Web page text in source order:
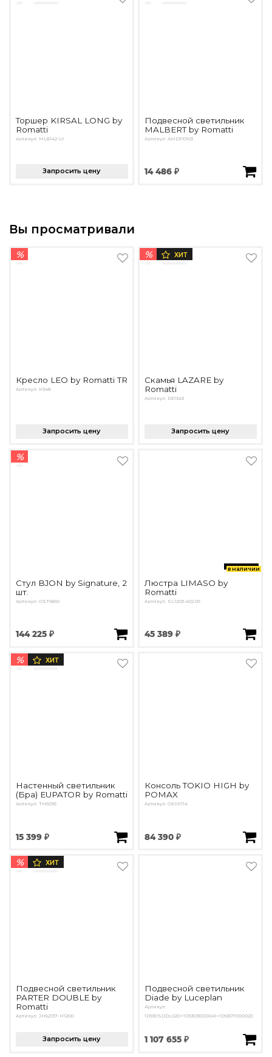
Торшер KIRSAL LONG by
Romatti
Артикул: ML8142-LY
Запросить цену
Подвесной светильник
MALBERT by Romatti
Артикул: AMDPD163
14 486 ₽
Вы просматривали
%
Кресло LEO by Romatti TR
Артикул: K348
Запросить цену
% ХИТ
Скамья LAZARE by
Romatti
Артикул: DE1343
Запросить цену
%
Стул BJON by Signature, 2
шт.
Артикул: OST6859
144 225 ₽
в наличии
Люстра LIMASO by
Romatti
Артикул: SL1203.402.06
45 389 ₽
% ХИТ
Настенный светильник
(Бра) EUPATOR by Romatti
Артикул: TH6095
15 399 ₽
Консоль TOKIO HIGH by
POMAX
Артикул: OKN1114
84 390 ₽
% ХИТ
Подвесной светильник
PARTER DOUBLE by
Romatti
Артикул: JH52137-H1200
Запросить цену
Подвесной светильник
Diade by Luceplan
Артикул:
1D930SDDL020+1D93030000A1+1D9307000020
1 107 655 ₽